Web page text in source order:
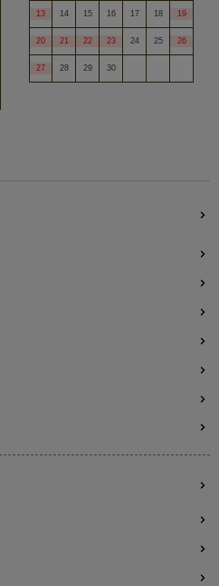
13 14 15 16 17 18 19
20 21 22 23 24 25 26
27 28 29 30